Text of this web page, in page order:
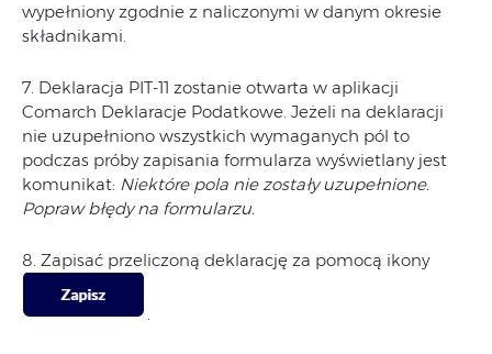
wypełniony zgodnie z naliczonymi w danym okresie
składnikami.
7. Deklaracja PIT-11 zostanie otwarta w aplikacji
Comarch Deklaracje Podatkowe. Jeżeli na deklaracji
nie uzupełniono wszystkich wymaganych pól to
podczas próby zapisania formularza wyświetlany jest
komunikat: Niektóre pola nie zostały uzupełnione.
Popraw błędy na formularzu.
8. Zapisać przeliczoną deklarację za pomocą ikony
.